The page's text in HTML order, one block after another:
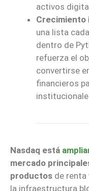
activos
Crecimiento
una lista
dentro de
refuerza el
convertirse
financieros
Nasdaq está
mercado
productos de renta
la infraestructura